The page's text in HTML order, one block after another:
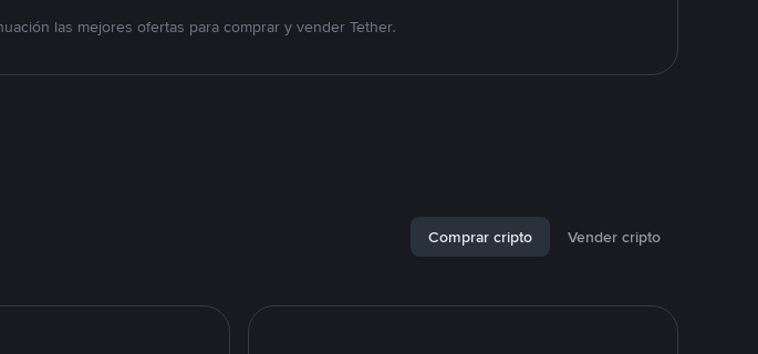
las mejores ofertas para comprar y vender Tether.
Comprar cripto Vender cripto